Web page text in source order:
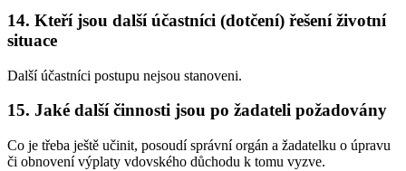
14. Kteří jsou další účastníci (dotčení) řešení životní
situace
Další účastníci postupu nejsou stanoveni.
15. Jaké další činnosti jsou po žadateli požadovány
Co je třeba ještě učinit, posoudí správní orgán a žadatelku o úpravu
či obnovení výplaty vdovského důchodu k tomu vyzve.